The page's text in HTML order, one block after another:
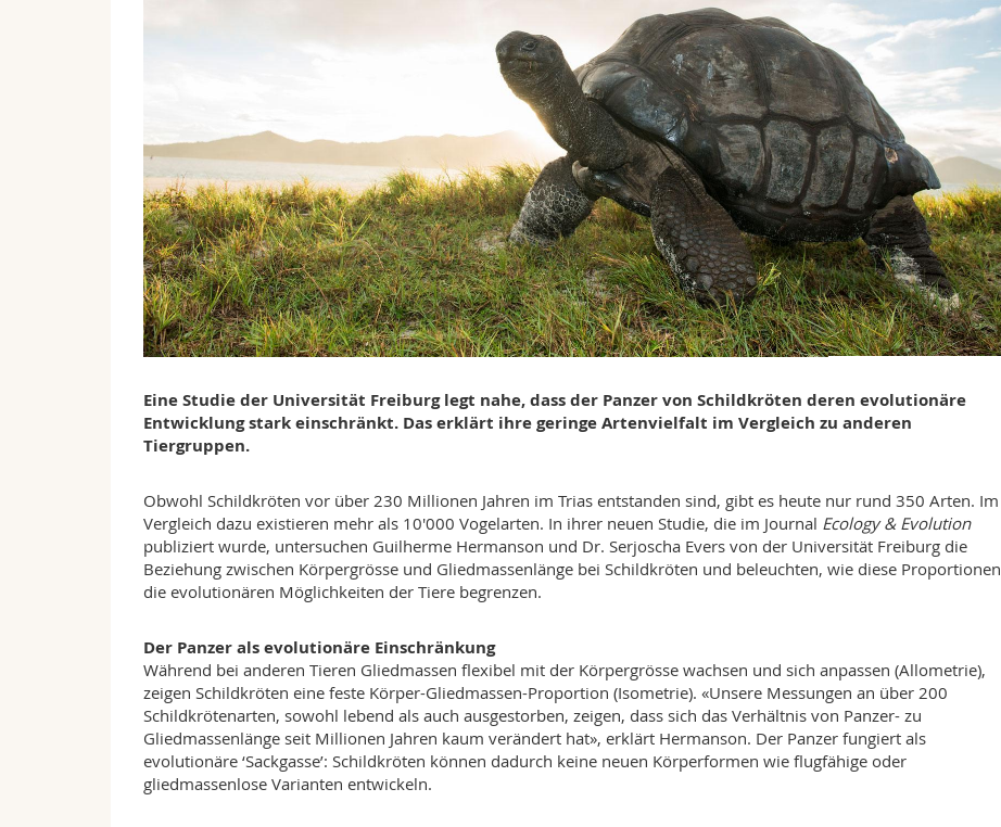
Eine Studie der Universität Freiburg legt nahe, dass der Panzer von Schildkröten deren evolutionäre
Entwicklung stark einschränkt. Das erklärt ihre geringe Artenvielfalt im Vergleich zu anderen
Tiergruppen.
Obwohl Schildkröten vor über 230 Millionen Jahren im Trias entstanden sind, gibt es heute nur rund 350 Arten. Im
Vergleich dazu existieren mehr als 10'000 Vogelarten. In ihrer neuen Studie, die im Journal Ecology & Evolution
publiziert wurde, untersuchen Guilherme Hermanson und Dr. Serjoscha Evers von der Universität Freiburg die
Beziehung zwischen Körpergrösse und Gliedmassenlänge bei Schildkröten und beleuchten, wie diese Proportionen
die evolutionären Möglichkeiten der Tiere begrenzen.
Der Panzer als evolutionäre Einschränkung
Während bei anderen Tieren Gliedmassen flexibel mit der Körpergrösse wachsen und sich anpassen (Allometrie),
zeigen Schildkröten eine feste Körper-Gliedmassen-Proportion (Isometrie). «Unsere Messungen an über 200
Schildkrötenarten, sowohl lebend als auch ausgestorben, zeigen, dass sich das Verhältnis von Panzer- zu
Gliedmassenlänge seit Millionen Jahren kaum verändert hat», erklärt Hermanson. Der Panzer fungiert als
evolutionäre ‘Sackgasse’: Schildkröten können dadurch keine neuen Körperformen wie flugfähige oder
gliedmassenlose Varianten entwickeln.